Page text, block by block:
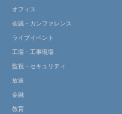
オフィス
会議・カンファレンス
ライブイベント
工場・工事現場
監視・セキュリティ
放送
金融
教育